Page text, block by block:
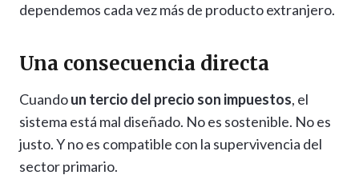
dependemos cada vez más de producto extranjero.
Una consecuencia directa
Cuandoun tercio del precio son impuestos, el
sistema está mal diseñado. No es sostenible. No es
justo. Y no es compatible con la supervivencia del
sector primario.